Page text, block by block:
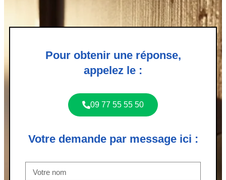
Pour obtenir une réponse,
appelez le :
09 77 55 55 50
Votre demande par message ici :